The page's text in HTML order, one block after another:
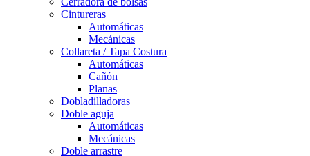
Cintureras
Automáticas
Mecánicas
Collareta / Tapa Costura
Automáticas
Cañón
Planas
Dobladilladoras
Doble aguja
Automáticas
Mecánicas
Doble arrastre